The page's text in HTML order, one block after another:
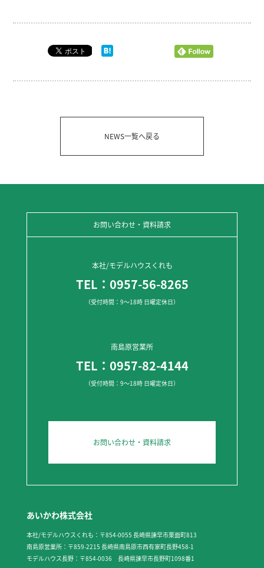
NEWS一覧へ戻る
お問い合わせ・資料請求
本社/モデルハウスくれも
TEL：0957-56-8265
（受付時間：9～18時 日曜定休日）
南島原営業所
TEL：0957-82-4144
（受付時間：9～18時 日曜定休日）
お問い合わせ・資料請求
あいかわ株式会社
本社/モデルハウスくれも：〒854-0055 長崎県諫早市栗面町813
南島原営業所：〒859-2215 長崎県南島原市西有家町長野458-1
モデルハウス長野：〒854-0036 長崎県諫早市長野町1098番1